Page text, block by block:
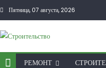
Skip to content
Пятница, 07 августа, 2026
РЕМОНТ